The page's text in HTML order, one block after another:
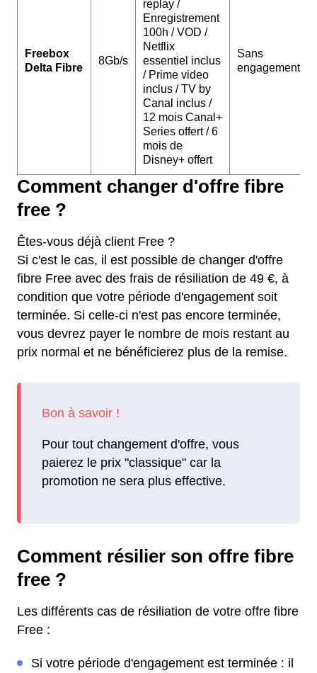
Freebox
Delta Fibre
8Gb/s
replay /
Enregistrement
100h / VOD /
Netflix
essentiel inclus
/ Prime video
inclus / TV by
Canal inclus /
12 mois Canal+
Series offert / 6
mois de
Disney+ offert
Sans
engagement
Comment changer d'offre fibre
free ?
Êtes-vous déjà client Free ?
Si c'est le cas, il est possible de changer d'offre
fibre Free avec des frais de résiliation de 49 €, à
condition que votre période d'engagement soit
terminée. Si celle-ci n'est pas encore terminée,
vous devrez payer le nombre de mois restant au
prix normal et ne bénéficierez plus de la remise.
Pour tout changement d'offre, vous
paierez le prix "classique" car la
promotion ne sera plus effective.
Comment résilier son offre fibre
free ?
Les différents cas de résiliation de votre offre fibre
Free :
Si votre période d'engagement est terminée : il